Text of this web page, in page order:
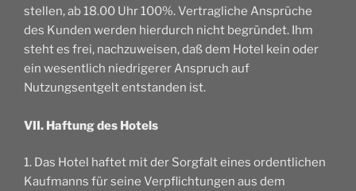
stellen, ab 18.00 Uhr 100%. Vertragliche Ansprüche
des Kunden werden hierdurch nicht begründet. Ihm
steht es frei, nachzuweisen, daß dem Hotel kein oder
ein wesentlich niedrigerer Anspruch auf
Nutzungsentgelt entstanden ist.
VII. Haftung des Hotels
1. Das Hotel haftet mit der Sorgfalt eines ordentlichen
Kaufmanns für seine Verpflichtungen aus dem